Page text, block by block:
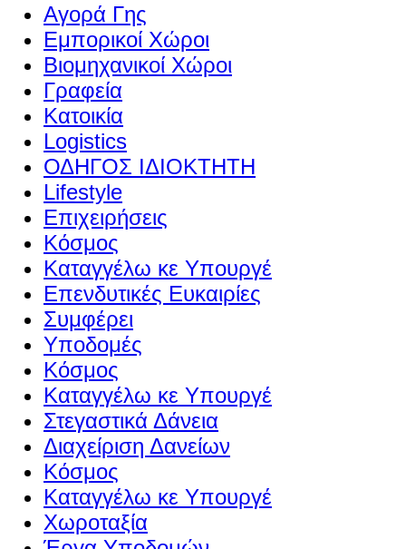
Αγορά Γης
Εμπορικοί Χώροι
Βιομηχανικοί Χώροι
Γραφεία
Κατοικία
Logistics
ΟΔΗΓΟΣ ΙΔΙΟΚΤΗΤΗ
Lifestyle
Επιχειρήσεις
Κόσμος
Καταγγέλω κε Υπουργέ
Επενδυτικές Ευκαιρίες
Συμφέρει
Υποδομές
Κόσμος
Καταγγέλω κε Υπουργέ
Στεγαστικά Δάνεια
Διαχείριση Δανείων
Κόσμος
Καταγγέλω κε Υπουργέ
Χωροταξία